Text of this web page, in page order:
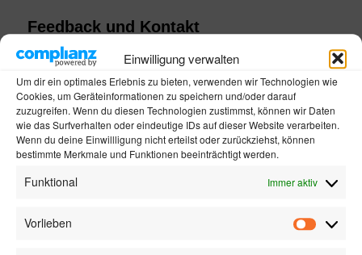
Einwilligung verwalten
Um dir ein optimales Erlebnis zu bieten, verwenden wir Technologien wie
Cookies, um Geräteinformationen zu speichern und/oder darauf
zuzugreifen. Wenn du diesen Technologien zustimmst, können wir Daten
wie das Surfverhalten oder eindeutige IDs auf dieser Website verarbeiten.
Wenn du deine Einwillligung nicht erteilst oder zurückziehst, können
bestimmte Merkmale und Funktionen beeinträchtigt werden.
Funktional Immer aktiv
Vorlieben Vorlieben
Feedback und Kontakt
Wir freuen uns über Ihr Feedback. Wenn Sie auf Barrieren stoßen
oder Verbesserungsvorschläge haben, kontaktieren Sie uns bitte:
E-Mail: info@boetz-kresse.deWir sind bestrebt, alle Anfragen
zu prüfen und innerhalb von 3–5 Werktagen zu antworten. Wenn
Sie Unterstützung beim Zugriff auf Teile dieser Website
benötigen, stellen wir auf Anfrage gerne alternative Zugangswege
bereit.Letzte Aktualisierung:21. Oktober 2025